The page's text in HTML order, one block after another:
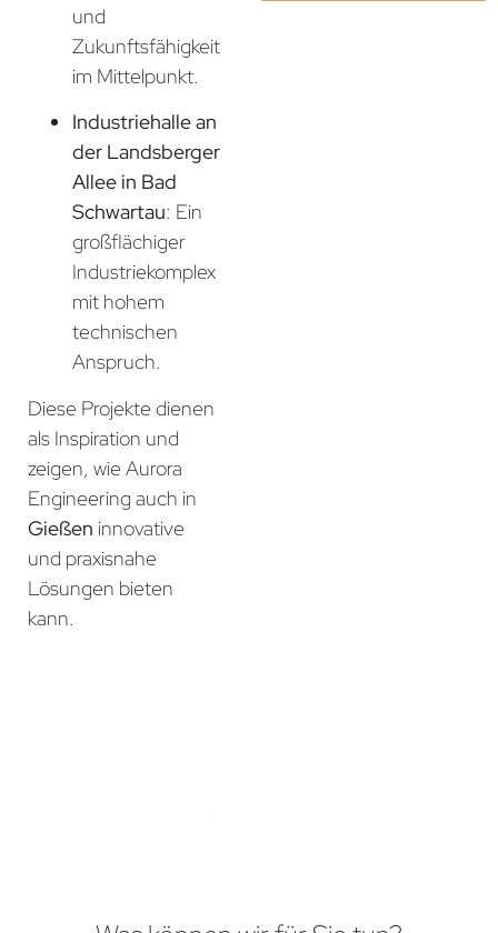
und
Zukunftsfähigkeit
im Mittelpunkt.
Industriehalle an
der Landsberger
Allee in Bad
Schwartau: Ein
großflächiger
Industriekomplex
mit hohem
technischen
Anspruch.
Diese Projekte dienen
als Inspiration und
zeigen, wie Aurora
Engineering auch in
Gießen innovative
und praxisnahe
Lösungen bieten
kann.